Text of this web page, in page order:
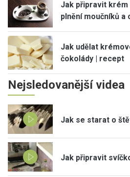
Jak připravit
plnění moučníků
Jak udělat
čokolády | recept
Nejsledovanější videa
Jak se starat o
Jak připravit